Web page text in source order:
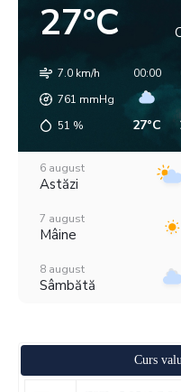
27°C
7.0 km/h
761 mmHg
51 %
00:00
27°C
6 august
Astăzi
7 august
Mâine
8 august
Sâmbătă
Curs